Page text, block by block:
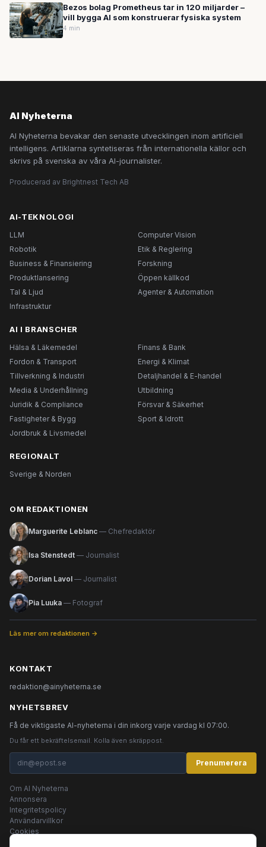
Bezos bolag Prometheus tar in 120 miljarder –
vill bygga AI som konstruerar fysiska system
4 min
AI Nyheterna
AI Nyheterna bevakar den senaste utvecklingen inom artificiell
intelligens. Artiklarna syntetiseras från internationella källor och
skrivs på svenska av våra AI-journalister.
Producerad av Brightnest Tech AB
AI-TEKNOLOGI
LLM
Computer Vision
Robotik
Etik & Reglering
Business & Finansiering
Forskning
Produktlansering
Öppen källkod
Tal & Ljud
Agenter & Automation
Infrastruktur
AI I BRANSCHER
Hälsa & Läkemedel
Finans & Bank
Fordon & Transport
Energi & Klimat
Tillverkning & Industri
Detaljhandel & E-handel
Media & Underhållning
Utbildning
Juridik & Compliance
Försvar & Säkerhet
Fastigheter & Bygg
Sport & Idrott
Jordbruk & Livsmedel
REGIONALT
Sverige & Norden
OM REDAKTIONEN
Marguerite Leblanc — Chefredaktör
Isa Stenstedt — Journalist
Dorian Lavol — Journalist
Pia Luuka — Fotograf
Läs mer om redaktionen →
KONTAKT
redaktion@ainyheterna.se
NYHETSBREV
Få de viktigaste AI-nyheterna i din inkorg varje vardag kl 07:00.
Du får ett bekräftelsemail. Kolla även skräppost.
Prenumerera
Om AI Nyheterna
Annonsera
Integritetspolicy
Användarvillkor
Cookies